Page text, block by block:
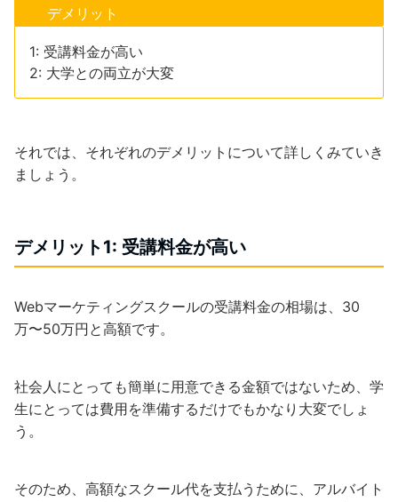
デメリット
1: 受講料金が高い
2: 大学との両立が大変
それでは、それぞれのデメリットについて詳しくみていき
ましょう。
デメリット1: 受講料金が高い
Webマーケティングスクールの受講料金の相場は、30
万〜50万円と高額です。
社会人にとっても簡単に用意できる金額ではないため、学
生にとっては費用を準備するだけでもかなり大変でしょ
う。
そのため、高額なスクール代を支払うために、アルバイト